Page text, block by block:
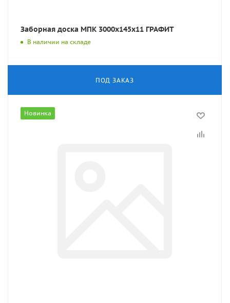
Заборная доска МПК 3000x145x11 ГРАФИТ
В наличии на складе
ПОД ЗАКАЗ
Новинка